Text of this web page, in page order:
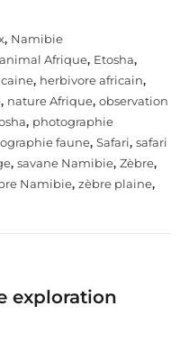
, Namibie
animal Afrique, Etosha,
, herbivore africain,
, nature Afrique, observation
, photographie
faune, Safari, safari
, savane Namibie, Zèbre,
Namibie, zèbre plaine,
exploration